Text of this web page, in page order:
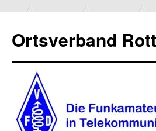
Ortsverband